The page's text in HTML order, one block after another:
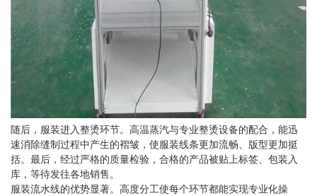
随后，服装进入整烫环节。高温蒸汽与专业整烫设备的配合，能迅
速消除缝制过程中产生的褶皱，使服装线条更加流畅、版型更加挺
括。最后，经过严格的质量检验，合格的产品被贴上标签、包装入
库，等待发往各地销售。
服装流水线的优势显著。高度分工使每个环节都能实现专业化操